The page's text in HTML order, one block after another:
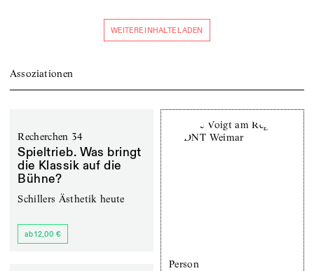
WEITERE INHALTE LADEN
Assoziationen
Recherchen 34
Spieltrieb. Was bringt
die Klassik auf die
Bühne?
Schillers Ästhetik heute
ab 12,00 €
Person